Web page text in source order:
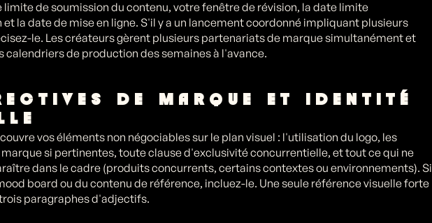
limite de soumission du contenu, votre fenêtre de révision, la date limite
la date de mise en ligne. S'il y a un lancement coordonné impliquant plusieurs
le. Les créateurs gèrent plusieurs partenariats de marque simultanément et
calendriers de production des semaines à l'avance.
DE MARQUE ET IDENTITÉ
vos éléments non négociables sur le plan visuel : l'utilisation du logo, les
si pertinentes, toute clause d'exclusivité concurrentielle, et tout ce qui ne
dans le cadre (produits concurrents, certains contextes ou environnements). Si
board ou du contenu de référence, incluez-le. Une seule référence visuelle forte
paragraphes d'adjectifs.